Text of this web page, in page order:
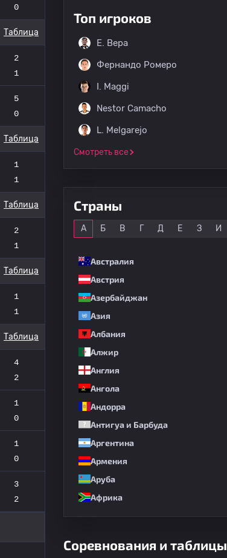
0
Таблица
2
1
5
0
Таблица
1
1
Таблица
2
1
Таблица
1
1
Таблица
4
2
1
0
1
0
3
2
Топ игроков
E. Вера
Фернандо Ромеро
I. Maggi
Nestor Camacho
L. Melgarejo
Смотреть все
Страны
А Б В Г Д Е З И
Австралия
Австрия
Азербайджан
Азия
Албания
Алжир
Англия
Ангола
Андорра
Антигуа и Барбуда
Аргентина
Армения
Аруба
Африка
Соревнования и таблицы